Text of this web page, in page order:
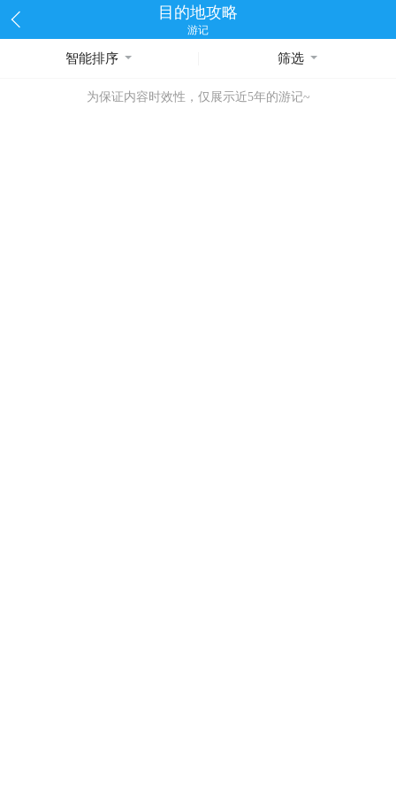
目的地攻略
游记
智能排序 筛选
为保证内容时效性，仅展示近5年的游记~